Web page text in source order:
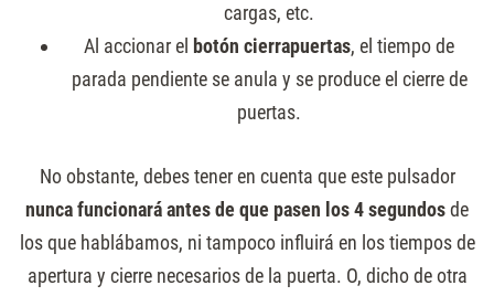
cargas, etc.
Al accionar el botón cierrapuertas, el tiempo de
parada pendiente se anula y se produce el cierre de
puertas.
No obstante, debes tener en cuenta que este pulsador
nunca funcionará antes de que pasen los 4 segundosde
los que hablábamos, ni tampoco influirá en los tiempos de
apertura y cierre necesarios de la puerta. O, dicho de otra